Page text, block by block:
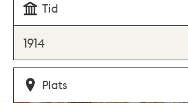
Tid
1914
Plats